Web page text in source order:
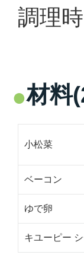
調理
材料
小松菜
ベーコン
ゆで卵
キユーピー